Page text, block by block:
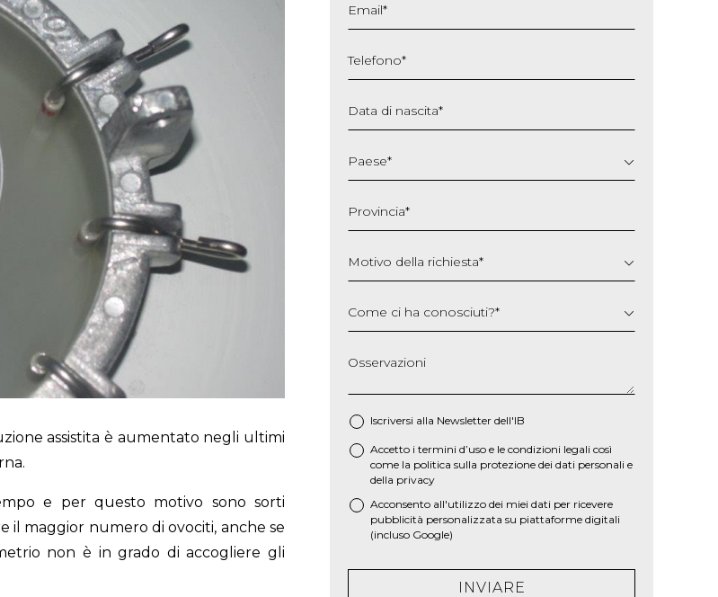
assistita è aumentato negli ultimi
e per questo motivo sono sorti
il maggior numero di ovociti, anche se
non è in grado di accogliere gli
Email*
Telefono*
Data di nascita*
slash
MM
AAAA
Paese*
Provincia*
Motivo della richiesta*
Come ci ha conosciuti?*
Osservazioni
Iscriversi alla Newsletter dell'IB
* Accetto i termini d’uso e le condizioni legali così
come la politica sulla protezione dei dati personali e
della privacy
Acconsento all'utilizzo dei miei dati per ricevere
pubblicità personalizzata su piattaforme digitali
(incluso Google)
INVIARE